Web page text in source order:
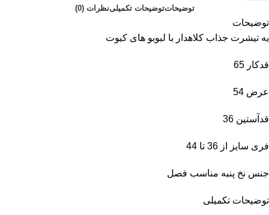
توضیحاتتوضیحات تکمیلینظرات (0)
توضیحات
یه تیشرت جذاب کلاهدار با لبوبو های کیوت
قدکار 65
عرض 54
قدآستین 36
فری سایز از 36 تا 44
جنس نخ پنبه مناسب فصل
توضیحات تکمیلی